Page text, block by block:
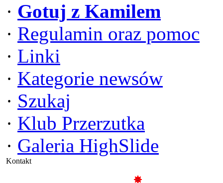
· Gotuj z Kamilem
· Regulamin oraz pomoc
· Linki
· Kategorie newsów
· Szukaj
· Klub Przerzutka
· Galeria HighSlide
Kontakt